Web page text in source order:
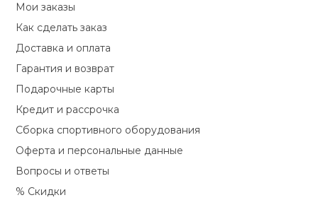
Мои заказы
Как сделать заказ
Доставка и оплата
Гарантия и возврат
Подарочные карты
Кредит и рассрочка
Сборка спортивного оборудования
Оферта и персональные данные
Вопросы и ответы
% Скидки